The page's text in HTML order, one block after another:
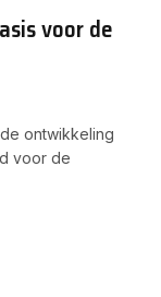
voor de
ontwikkeling
voor de